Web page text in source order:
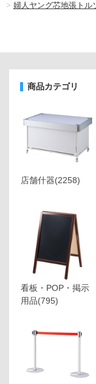
> 婦人ヤング芯地張トル
商品カテゴリ
店舗什器(2258)
看板・POP・掲示
用品(795)